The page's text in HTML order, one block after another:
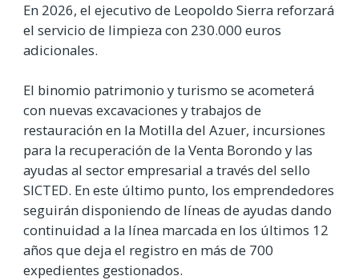
En 2026, el ejecutivo de Leopoldo Sierra reforzará
el servicio de limpieza con 230.000 euros
adicionales.
El binomio patrimonio y turismo se acometerá
con nuevas excavaciones y trabajos de
restauración en la Motilla del Azuer, incursiones
para la recuperación de la Venta Borondo y las
ayudas al sector empresarial a través del sello
SICTED. En este último punto, los emprendedores
seguirán disponiendo de líneas de ayudas dando
continuidad a la línea marcada en los últimos 12
años que deja el registro en más de 700
expedientes gestionados.